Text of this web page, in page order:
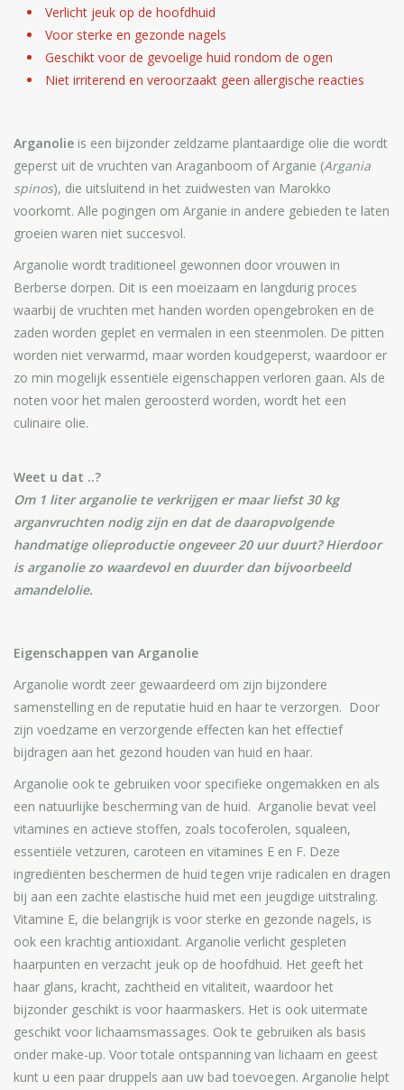
Verlicht jeuk op de hoofdhuid
Voor sterke en gezonde nagels
Geschikt voor de gevoelige huid rondom de ogen
Niet irriterend en veroorzaakt geen allergische reacties
Arganolie is een bijzonder zeldzame plantaardige olie die wordt
geperst uit de vruchten van Araganboom of Arganie (Argania
spinos), die uitsluitend in het zuidwesten van Marokko
voorkomt. Alle pogingen om Arganie in andere gebieden te laten
groeien waren niet succesvol.
Arganolie wordt traditioneel gewonnen door vrouwen in
Berberse dorpen. Dit is een moeizaam en langdurig proces
waarbij de vruchten met handen worden opengebroken en de
zaden worden geplet en vermalen in een steenmolen. De pitten
worden niet verwarmd, maar worden koudgeperst, waardoor er
zo min mogelijk essentiële eigenschappen verloren gaan. Als de
noten voor het malen geroosterd worden, wordt het een
culinaire olie.
Weet u dat ..?
Om 1 liter arganolie te verkrijgen er maar liefst 30 kg
arganvruchten nodig zijn en dat de daaropvolgende
handmatige olieproductie ongeveer 20 uur duurt? Hierdoor
is arganolie zo waardevol en duurder dan bijvoorbeeld
amandelolie.
Eigenschappen van Arganolie
Arganolie wordt zeer gewaardeerd om zijn bijzondere
samenstelling en de reputatie huid en haar te verzorgen. Door
zijn voedzame en verzorgende effecten kan het effectief
bijdragen aan het gezond houden van huid en haar.
Arganolie ook te gebruiken voor specifieke ongemakken en als
een natuurlijke bescherming van de huid. Arganolie bevat veel
vitamines en actieve stoffen, zoals tocoferolen, squaleen,
essentiële vetzuren, caroteen en vitamines E en F. Deze
ingrediënten beschermen de huid tegen vrije radicalen en dragen
bij aan een zachte elastische huid met een jeugdige uitstraling.
Vitamine E, die belangrijk is voor sterke en gezonde nagels, is
ook een krachtig antioxidant. Arganolie verlicht gespleten
haarpunten en verzacht jeuk op de hoofdhuid. Het geeft het
haar glans, kracht, zachtheid en vitaliteit, waardoor het
bijzonder geschikt is voor haarmaskers. Het is ook uitermate
geschikt voor lichaamsmassages. Ook te gebruiken als basis
onder make-up. Voor totale ontspanning van lichaam en geest
kunt u een paar druppels aan uw bad toevoegen. Arganolie helpt